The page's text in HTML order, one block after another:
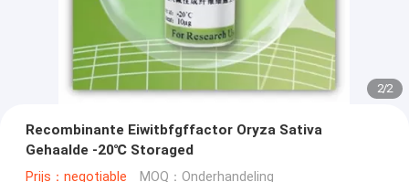
2/2
Recombinante Eiwitbfgffactor Oryza Sativa
Gehaalde -20℃ Storaged
Prijs：negotiable MOQ：Onderhandeling